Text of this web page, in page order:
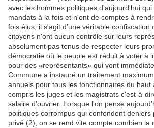
avec les hommes politiques d'aujourd'hui
mandats à la fois et n'ont de comptes à
fois élus; il s'agit d'une véritable confiscation
citoyens n'ont aucun contrôle sur leurs
absolument pas tenus de respecter leurs
démocratie où le peuple est réduit à voter à
pour des «représentants» qui vont
Commune a instauré un traitement
annuels pour tous les fonctionnaires du haut
compris les juges et les magistrats c'est-à-
salaire d'ouvrier. Lorsque l'on pense
politiques corrompus qui confondent deniers
privé (2), on se rend vite compte combien la